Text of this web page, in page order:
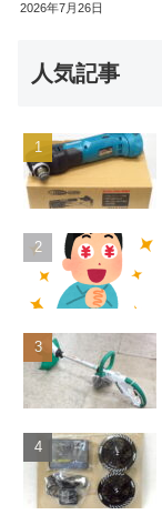
2026年7月26日
人気記事